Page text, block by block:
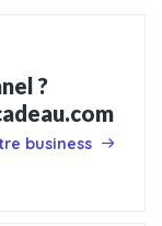
?
business